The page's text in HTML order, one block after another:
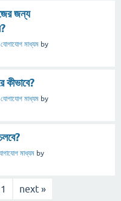
জন্য
যোগাযোগ মাধ্যম by
কীভাবে?
যোগাযোগ মাধ্যম by
মাধ্যম by
next »